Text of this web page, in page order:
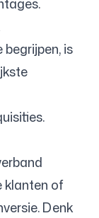
is
klanten of
Denk